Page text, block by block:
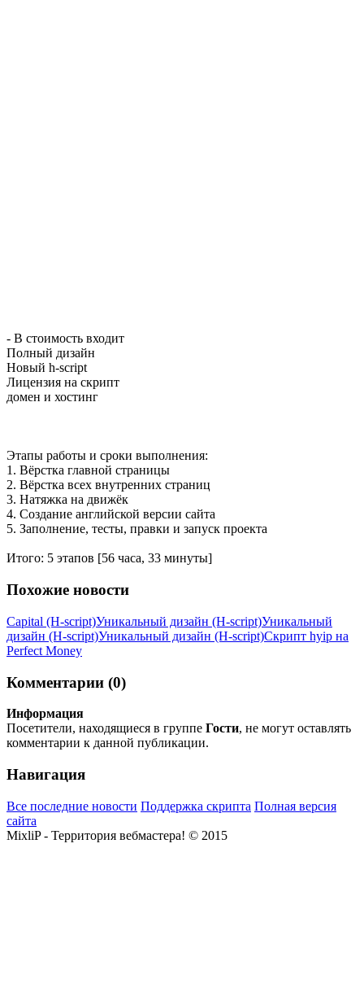
- В стоимость входит
Полный дизайн
Новый h-script
Лицензия на скрипт
домен и хостинг
Этапы работы и сроки выполнения:
1. Вёрстка главной страницы
2. Вёрстка всех внутренних страниц
3. Натяжка на движёк
4. Создание английской версии сайта
5. Заполнение, тесты, правки и запуск проекта
Итого: 5 этапов [56 часа, 33 минуты]
Похожие новости
Capital (H-script)Уникальный дизайн (H-script)Уникальный
дизайн (H-script)Уникальный дизайн (H-script)Скрипт hyip на
Perfect Money
Комментарии (0)
Информация
Посетители, находящиеся в группе Гости, не могут оставлять
комментарии к данной публикации.
Навигация
Все последние новости Поддержка скрипта Полная версия
сайта
MixliP - Территория вебмастера! © 2015